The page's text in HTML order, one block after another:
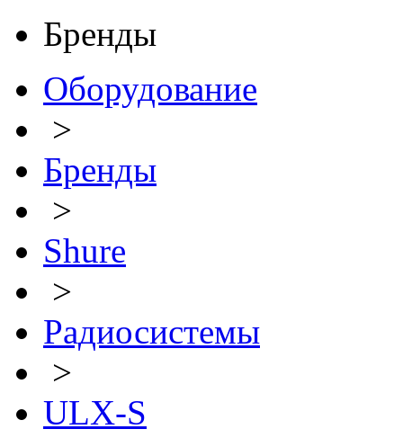
Бренды
Оборудование
>
Бренды
>
Shure
>
Радиосистемы
>
ULX-S